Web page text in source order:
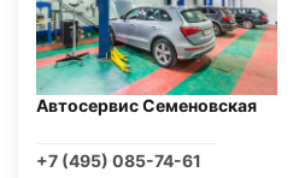
Автосервис Семеновская
+7 (495) 085-74-61